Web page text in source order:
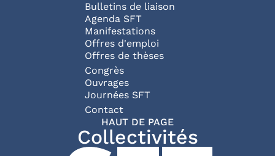
Bulletins de liaison
Agenda SFT
Manifestations
Offres d'emploi
Offres de thèses
Congrès
Ouvrages
Journées SFT
Pied de page
Contact
HAUT DE PAGE
Collectivités